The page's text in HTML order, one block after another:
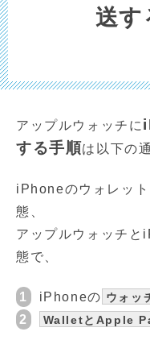
送す
アップルウォッチに
する手順は以下の
iPhoneのウォレッ
態、
アップルウォッチと
態で、
1 iPhoneの ウォッ
2
WalletとApple